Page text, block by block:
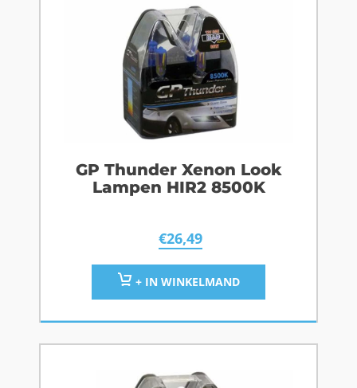
GP Thunder Xenon Look
Lampen HIR2 8500K
€26,49
+ IN WINKELMAND